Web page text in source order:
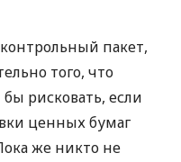
пакет,
того, что
рисковать, если
ценных бумаг
же никто не